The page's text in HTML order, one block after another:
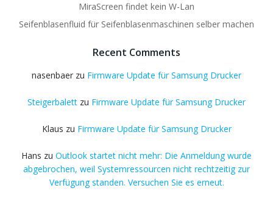
MiraScreen findet kein W-Lan
Seifenblasenfluid für Seifenblasenmaschinen selber machen
Recent Comments
nasenbaer zu Firmware Update für Samsung Drucker
Steigerbalett zu Firmware Update für Samsung Drucker
Klaus zu Firmware Update für Samsung Drucker
Hans zu Outlook startet nicht mehr: Die Anmeldung wurde
abgebrochen, weil Systemressourcen nicht rechtzeitig zur
Verfügung standen. Versuchen Sie es erneut.